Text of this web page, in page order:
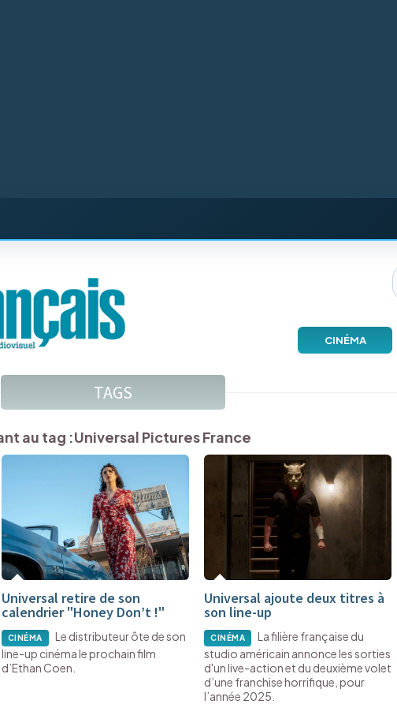
CINÉMA
TAGS
au tag :Universal Pictures France
Universal retire de son
calendrier "Honey Don’t !"
CINÉMA
Le distributeur ôte de son
line-up cinéma le prochain film
d’Ethan Coen.
Universal ajoute deux titres à
son line-up
CINÉMA
La filière française du
studio américain annonce les sorties
d'un live-action et du deuxième volet
d’une franchise horrifique, pour
l’année 2025.